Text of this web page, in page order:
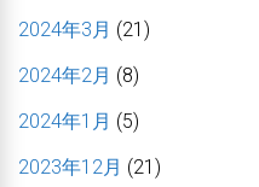
2024年3月 (21)
2024年2月 (8)
2024年1月 (5)
2023年12月 (21)